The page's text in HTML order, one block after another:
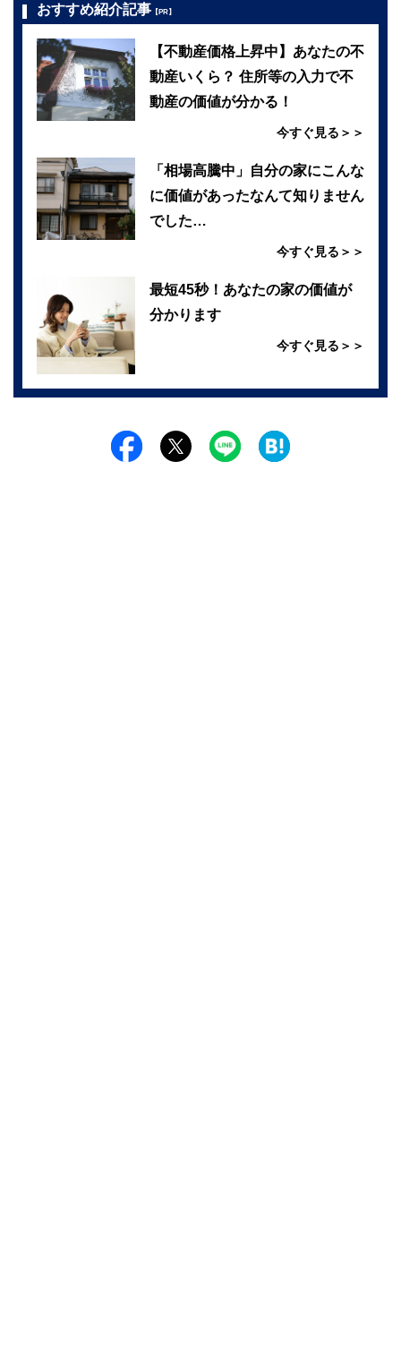
おすすめ紹介記事 【PR】
【不動産価格上昇中】あなたの不
動産いくら？ 住所等の入力で不
動産の価値が分かる！
今すぐ見る＞＞
「相場高騰中」自分の家にこんな
に価値があったなんて知りません
でした…
今すぐ見る＞＞
最短45秒！あなたの家の価値が
分かります
今すぐ見る＞＞